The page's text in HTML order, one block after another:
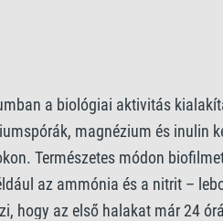
a biológiai aktivitás
magnézium és inulin
Természetes módon
az ammónia és a nitrit –
hogy az első halakat már 24